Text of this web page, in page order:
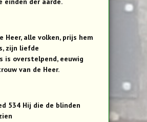
Heer, alle volken, prijs hem
zijn liefde
is overstelpend, eeuwig
van de Heer.
534 Hij die de blinden